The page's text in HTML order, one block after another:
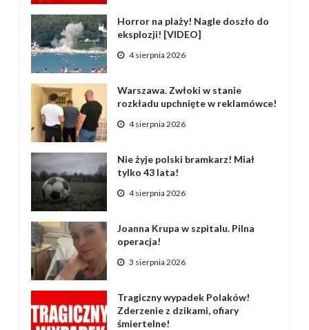
Horror na plaży! Nagle doszło do
eksplozji! [VIDEO]
4 sierpnia 2026
Warszawa. Zwłoki w stanie
rozkładu upchnięte w reklamówce!
4 sierpnia 2026
Nie żyje polski bramkarz! Miał
tylko 43 lata!
4 sierpnia 2026
Joanna Krupa w szpitalu. Pilna
operacja!
3 sierpnia 2026
Tragiczny wypadek Polaków!
Zderzenie z dzikami, ofiary
śmiertelne!